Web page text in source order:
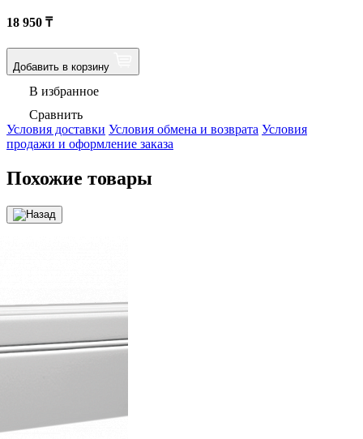
18 950 ₸
Добавить в корзину
В избранное
Сравнить
Условия доставки Условия обмена и возврата Условия
продажи и оформление заказа
Похожие товары